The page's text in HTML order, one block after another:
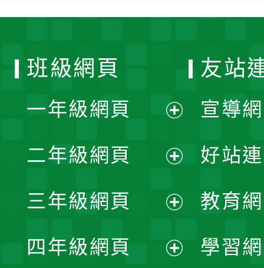
班級網頁
一年級網頁
開
選
單
二年級網頁
開
選
三年級網頁
開
四年級網頁
友站
宣導
好站
教育
學習